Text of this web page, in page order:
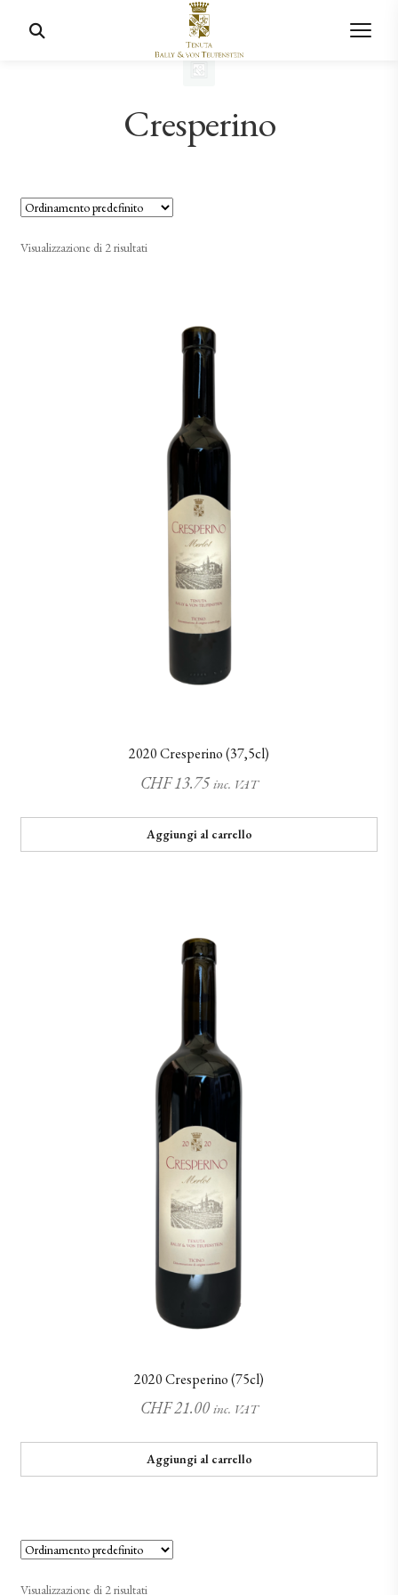
Cresperino
Visualizzazione di 2 risultati
2020 Cresperino (37,5cl)
CHF13.75 inc. VAT
Aggiungi al carrello
2020 Cresperino (75cl)
CHF21.00 inc. VAT
Aggiungi al carrello
Visualizzazione di 2 risultati